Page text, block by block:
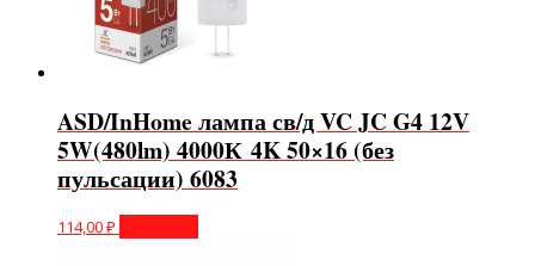
ASD/InHome лампа св/д VC JC G4 12V
5W(480lm) 4000К 4K 50×16 (без
пульсации) 6083
114,00₽